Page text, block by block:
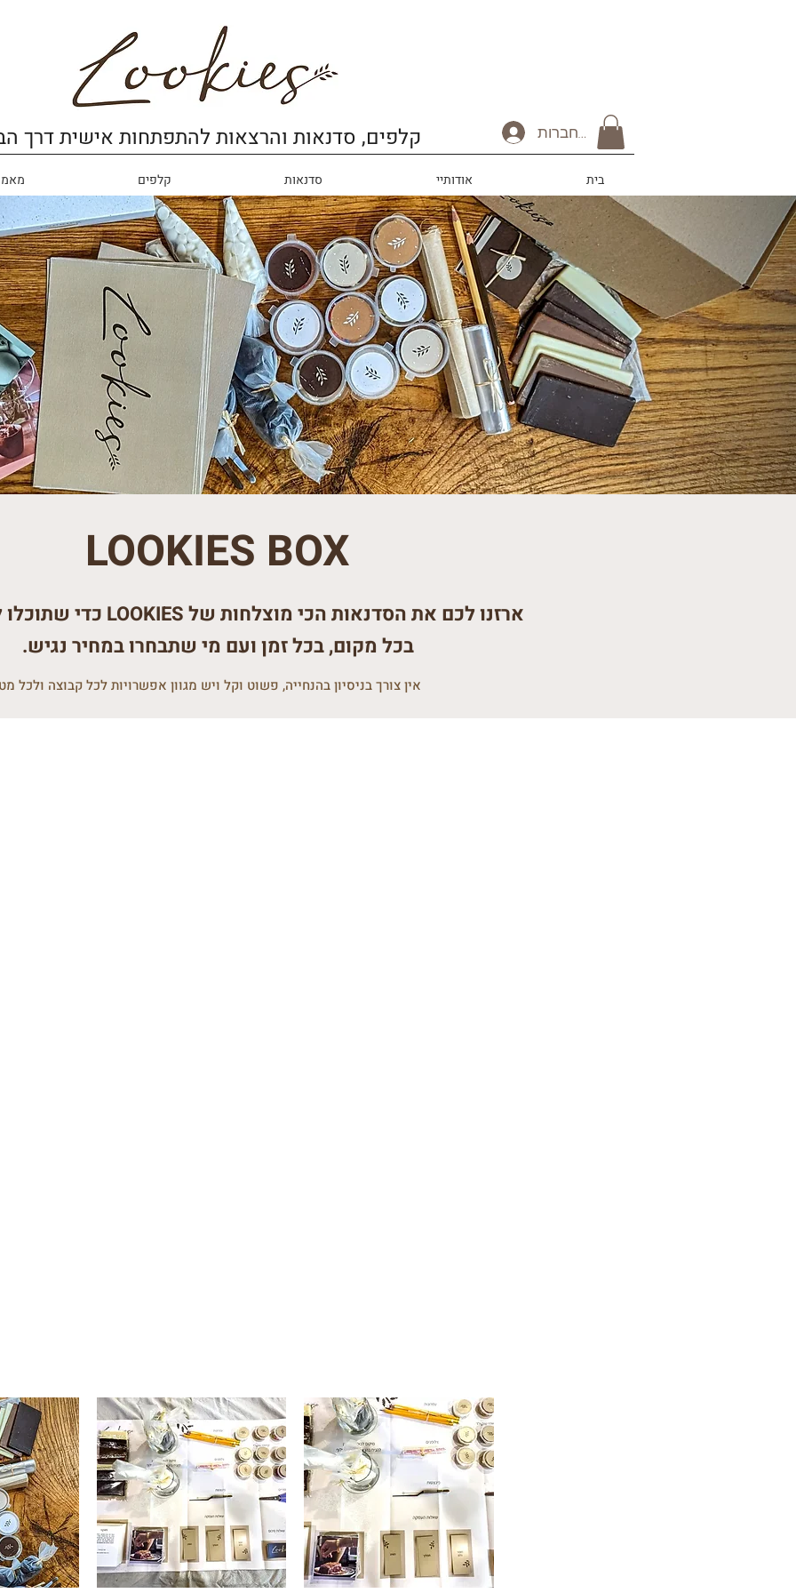
להתחברות קלפים, סדנאות והרצאות להתפתחות אישית דרך
בית אודותיי סדנאות קלפים
LOOKIES BOX
ארזנו לכם את הסדנאות הכי מוצלחות של LOOKIES כדי שתוכלו לחוות אותן
בכל מקום, בכל זמן ועם מי שתבחרו במחיר נגיש.
אין צורך בניסיון בהנחייה, פשוט וקל ויש מגוון אפשרויות לכל קבוצה ולכל